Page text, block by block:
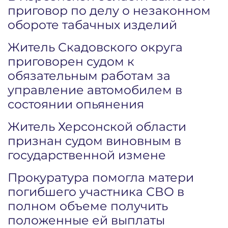
приговор по делу о незаконном
обороте табачных изделий
Житель Скадовского округа
приговорен судом к
обязательным работам за
управление автомобилем в
состоянии опьянения
Житель Херсонской области
признан судом виновным в
государственной измене
Прокуратура помогла матери
погибшего участника СВО в
полном объеме получить
положенные ей выплаты